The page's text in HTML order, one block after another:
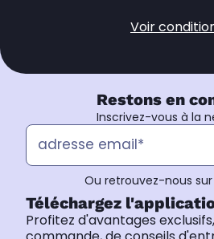
Voir
Restons en
Inscrivez-vous à la
Ou retrouvez-nous sur
Téléchargez
Profitez d'avantages